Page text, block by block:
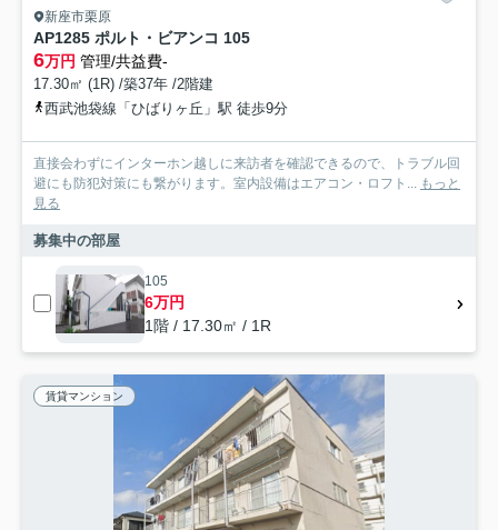
新座市栗原
AP1285 ポルト・ビアンコ 105
6万円 管理/共益費-
17.30㎡ (1R) /築37年 /2階建
西武池袋線「ひばりヶ丘」駅 徒歩9分
直接会わずにインターホン越しに来訪者を確認できるので、トラブル回
避にも防犯対策にも繋がります。室内設備はエアコン・ロフト...
もっと
見る
募集中の部屋
105
6万円
1階 / 17.30㎡ / 1R
賃貸マンション